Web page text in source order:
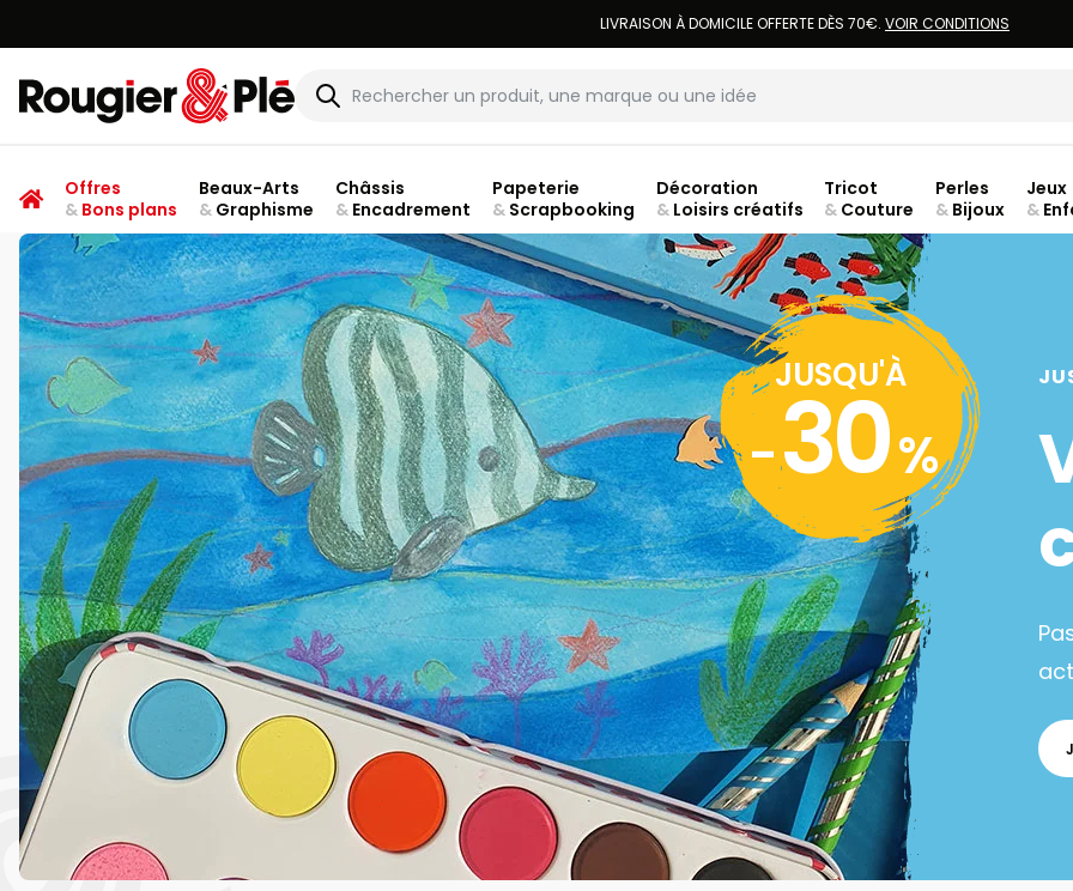
LIVRAISON À DOMICILE OFFERTE DÈS 70€. VOIR CONDITIONS
Rougier & Plé
Offres
&Bons plans
Beaux-Arts
&Graphisme
Châssis
&Encadrement
Papeterie
&Scrapbooking
Décoration
&Loisirs créatifs
Tricot
& Couture
Perles
& Bijoux
Jeux
&
JUSQU'À
-30%